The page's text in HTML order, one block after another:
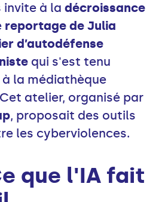
invite à la décroissance
reportage de Julia
d’autodéfense
qui s'est tenu
à la médiathèque
atelier, organisé par
, proposait des outils
les cyberviolences.
que l'IA fait